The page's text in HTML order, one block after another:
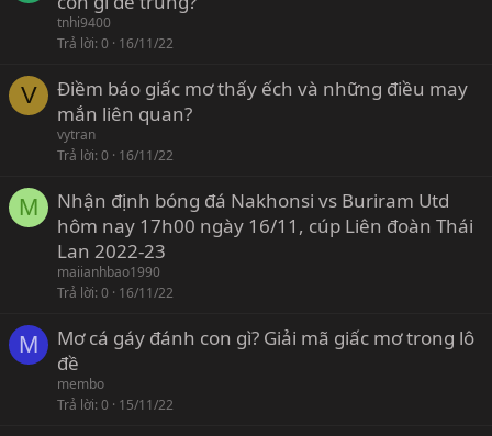
tnhi9400
Trả lời 0 16/11/22
V
Điềm báo giấc mơ thấy ếch và những điều may
mắn liên quan?
vytran
Trả lời 0 16/11/22
M
Nhận định bóng đá Nakhonsi vs Buriram Utd
hôm nay 17h00 ngày 16/11, cúp Liên đoàn Thái
Lan 2022-23
maiianhbao1990
Trả lời 0 16/11/22
M
Mơ cá gáy đánh con gì? Giải mã giấc mơ trong lô
đề
membo
Trả lời 0 15/11/22